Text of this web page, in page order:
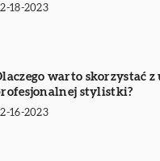
18-2023
warto skorzystać z
stylistki?
16-2023